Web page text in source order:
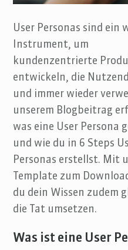
User Personas sind ein
Instrument, um
kundenzentrierte
entwickeln, die
und immer wieder
unserem Blogbeitrag
was eine User Persona
und wie du in 6 Steps
Personas erstellst. Mit
Template zum
du dein Wissen zudem
die Tat umsetzen.
Was ist eine User